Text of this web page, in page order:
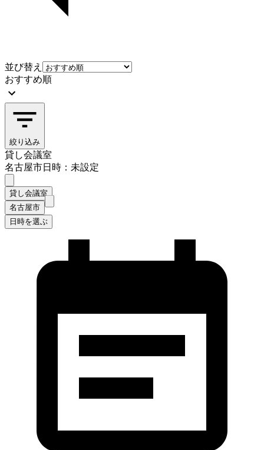
並び替え
おすすめ順
絞り込み
貸し会議室
名古屋市日時：未設定
貸し会議室
名古屋市
日時を選ぶ